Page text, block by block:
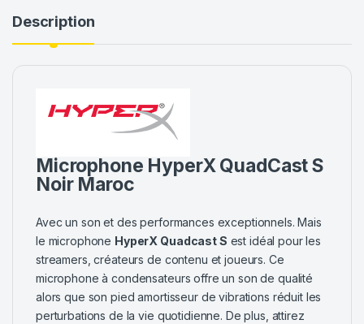
Description
Microphone HyperX QuadCast S
Noir Maroc
Avec un son et des performances exceptionnels. Mais
le microphone HyperX Quadcast S est idéal pour les
streamers, créateurs de contenu et joueurs. Ce
microphone à condensateurs offre un son de qualité
alors que son pied amortisseur de vibrations réduit les
perturbations de la vie quotidienne. De plus, attirez